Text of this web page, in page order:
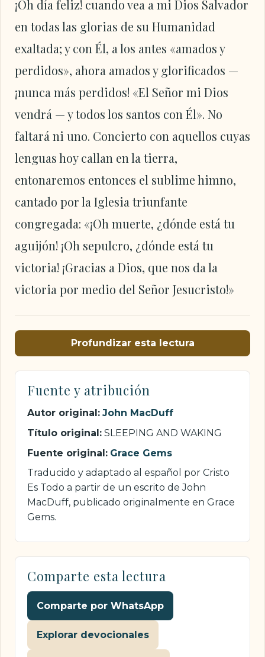
¡Oh día feliz! cuando vea a mi Dios Salvador
en todas las glorias de su Humanidad
exaltada; y con Él, a los antes «amados y
perdidos», ahora amados y glorificados —
¡nunca más perdidos! «El Señor mi Dios
vendrá — y todos los santos con Él». No
faltará ni uno. Concierto con aquellos cuyas
lenguas hoy callan en la tierra,
entonaremos entonces el sublime himno,
cantado por la Iglesia triunfante
congregada: «¡Oh muerte, ¿dónde está tu
aguijón! ¡Oh sepulcro, ¿dónde está tu
victoria! ¡Gracias a Dios, que nos da la
victoria por medio del Señor Jesucristo!»
Profundizar esta lectura
Fuente y atribución
Autor original: John MacDuff
Título original: SLEEPING AND WAKING
Fuente original: Grace Gems
Traducido y adaptado al español por Cristo
Es Todo a partir de un escrito de John
MacDuff, publicado originalmente en Grace
Gems.
Comparte esta lectura
Comparte por WhatsApp
Explorar devocionales